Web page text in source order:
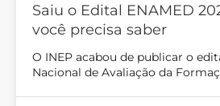
Saiu o Edital ENAMED
você precisa saber
O INEP acabou de publicar o
Nacional de Avaliação da